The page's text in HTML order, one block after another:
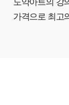
도약아트의 강
가격으로 최고